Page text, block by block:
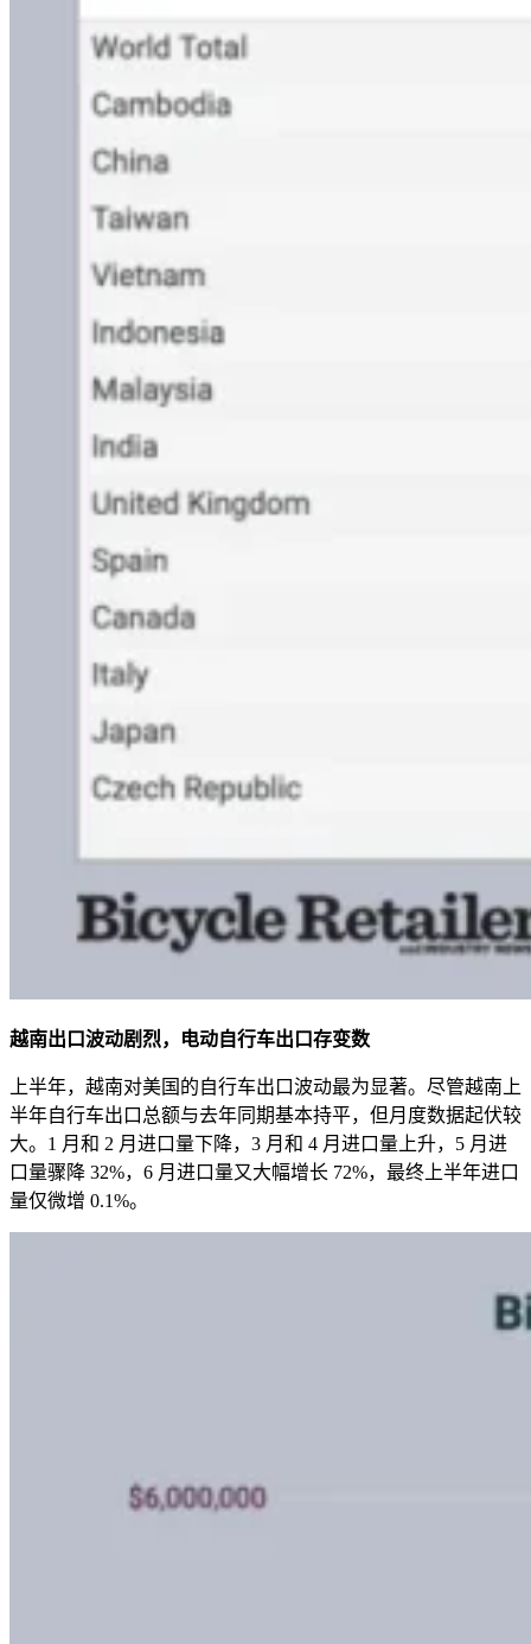
越南出口波动剧烈，电动自行车出口存变数
上半年，越南对美国的自行车出口波动最为显著。尽管越南上
半年自行车出口总额与去年同期基本持平，但月度数据起伏较
大。1 月和 2 月进口量下降，3 月和 4 月进口量上升，5 月进
口量骤降 32%，6 月进口量又大幅增长 72%，最终上半年进口
量仅微增 0.1%。